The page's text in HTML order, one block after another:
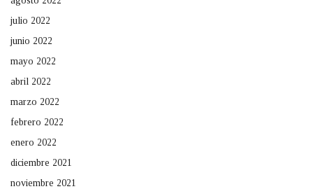
julio 2022
junio 2022
mayo 2022
abril 2022
marzo 2022
febrero 2022
enero 2022
diciembre 2021
noviembre 2021